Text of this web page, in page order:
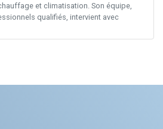
et climatisation. Son équipe,
qualifiés, intervient avec